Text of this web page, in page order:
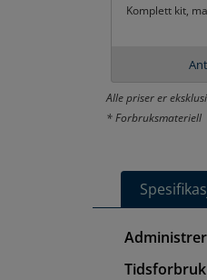
Komplett kit,
Alle priser er
* Forbruksmateriell
Tidsforbruk